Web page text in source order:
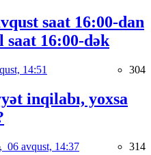
saat 16:00-dan
saat 16:00-dək
14:51 304
inqilabı, yoxsa
06 avqust, 14:37 314